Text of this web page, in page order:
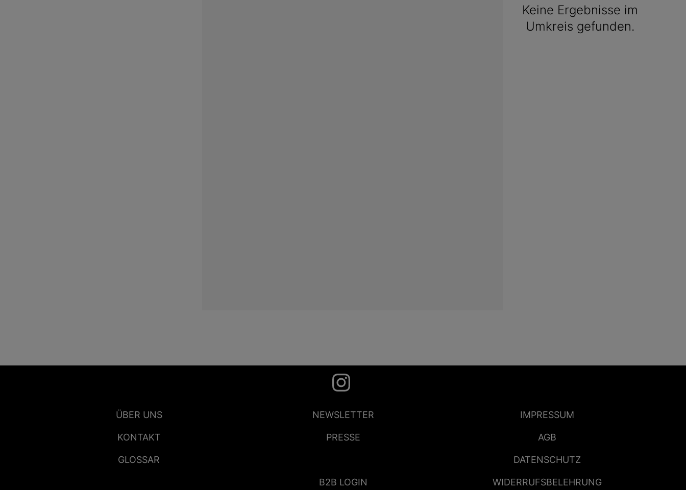
Keine Ergebnisse im
Umkreis gefunden.
ÜBER UNS NEWSLETTER IMPRESSUM
KONTAKT PRESSE AGB
GLOSSAR DATENSCHUTZ
B2B LOGIN WIDERRUFSBELEHRUNG